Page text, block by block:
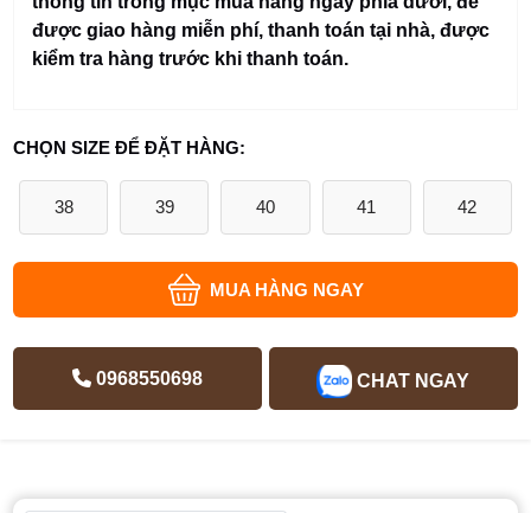
được giao hàng miễn phí, thanh toán tại nhà, được
kiểm tra hàng trước khi thanh toán.
CHỌN SIZE ĐỂ ĐẶT HÀNG:
38 39 40 41 42
MUA HÀNG NGAY
0968550698 CHAT NGAY